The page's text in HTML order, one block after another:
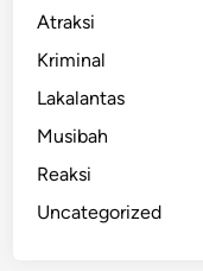
Atraksi
Kriminal
Lakalantas
Musibah
Reaksi
Uncategorized